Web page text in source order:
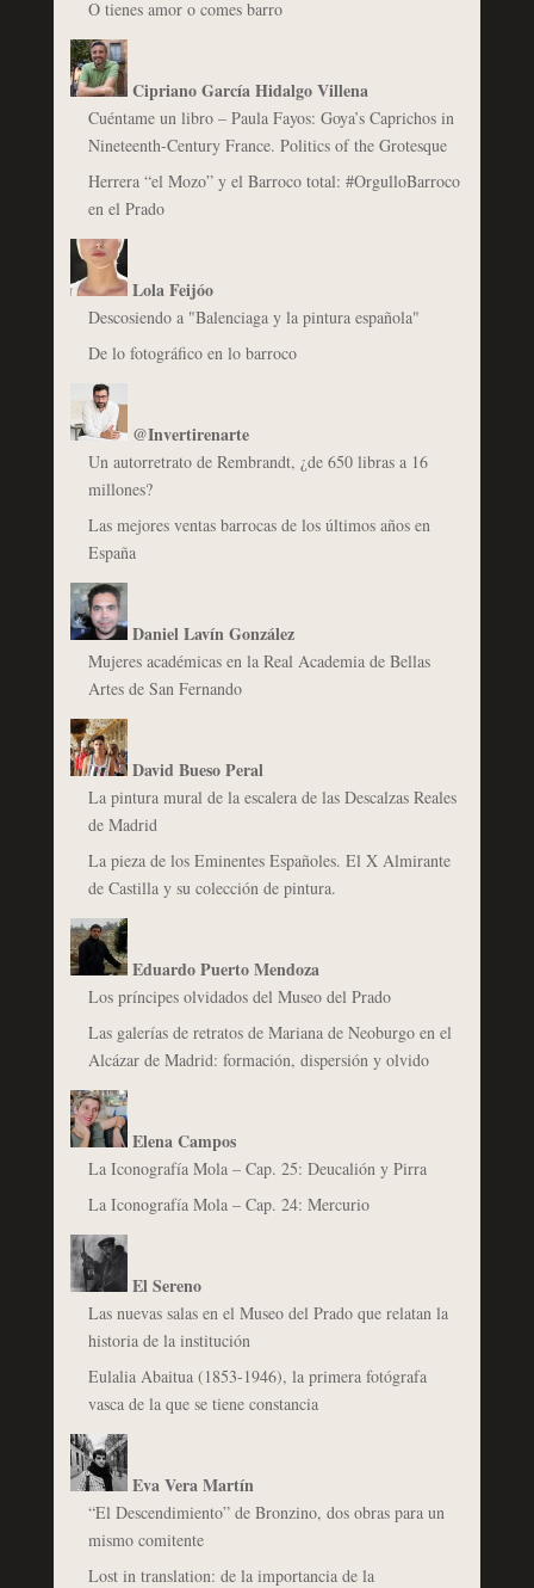
O tienes amor o comes barro
Cipriano García Hidalgo Villena
Cuéntame un libro – Paula Fayos: Goya’s Caprichos in
Nineteenth-Century France. Politics of the Grotesque
Herrera “el Mozo” y el Barroco total: #OrgulloBarroco
en el Prado
Lola Feijóo
Descosiendo a "Balenciaga y la pintura española"
De lo fotográfico en lo barroco
@Invertirenarte
Un autorretrato de Rembrandt, ¿de 650 libras a 16
millones?
Las mejores ventas barrocas de los últimos años en
España
Daniel Lavín González
Mujeres académicas en la Real Academia de Bellas
Artes de San Fernando
David Bueso Peral
La pintura mural de la escalera de las Descalzas Reales
de Madrid
La pieza de los Eminentes Españoles. El X Almirante
de Castilla y su colección de pintura.
Eduardo Puerto Mendoza
Los príncipes olvidados del Museo del Prado
Las galerías de retratos de Mariana de Neoburgo en el
Alcázar de Madrid: formación, dispersión y olvido
Elena Campos
La Iconografía Mola – Cap. 25: Deucalión y Pirra
La Iconografía Mola – Cap. 24: Mercurio
El Sereno
Las nuevas salas en el Museo del Prado que relatan la
historia de la institución
Eulalia Abaitua (1853-1946), la primera fotógrafa
vasca de la que se tiene constancia
Eva Vera Martín
“El Descendimiento” de Bronzino, dos obras para un
mismo comitente
Lost in translation: de la importancia de la